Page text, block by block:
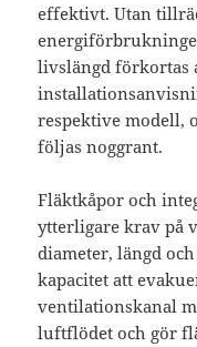
effektivt. Utan
livslängd förkortas
respektive modell,
följas noggrant.
Fläktkåpor och
ytterligare krav på
diameter, längd
kapacitet att
ventilationskanal
luftflödet och gör